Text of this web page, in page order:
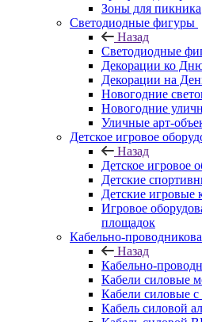
Зоны для пикника
Светодиодные фигуры
Назад
Светодиодные
Декорации ко
Декорации на
Новогодние
Новогодние
Уличные арт-
Детское игровое
Назад
Детское игровое
Детские
Детские игровые
Игровое
площадок
Кабельно-
Назад
Кабельно-
Кабели силовые
Кабели силовые с
Кабель силовой